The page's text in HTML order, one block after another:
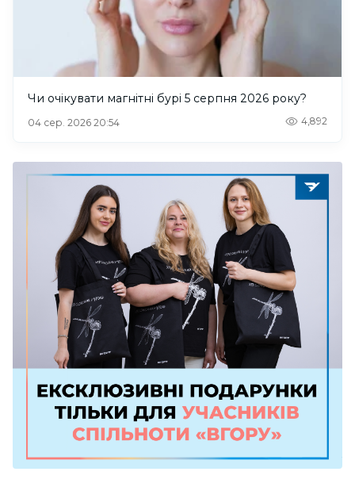
Чи очікувати магнітні бурі 5 серпня 2026 року?
04 сер. 2026 20:54 4,892